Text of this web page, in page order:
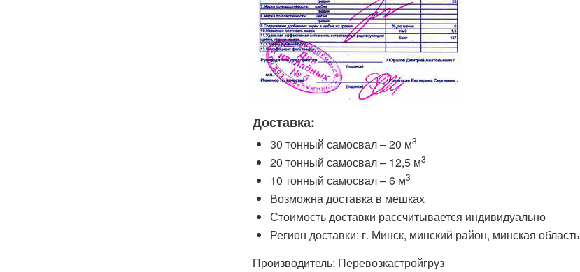
Доставка:
30 тонный самосвал – 20 м3
20 тонный самосвал – 12,5 м3
10 тонный самосвал – 6 м3
Возможна доставка в мешках
Стоимость доставки рассчитывается индивидуально
Регион доставки: г. Минск, минский район, минская область
Производитель: Перевозкастройгруз